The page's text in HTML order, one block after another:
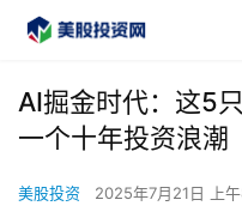
AI掘金时代：这5
一个十年投资浪潮
美股投资 2025年7月21日 上